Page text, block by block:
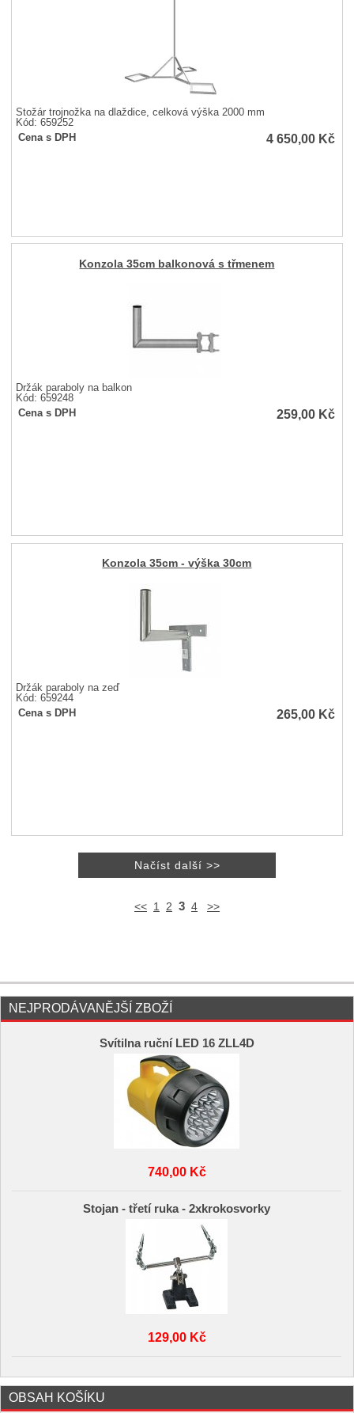
Stožár trojnožka na dlaždice, celková výška 2000 mm
Kód: 659252
Cena s DPH
4 650,00 Kč
Konzola 35cm balkonová s třmenem
Držák paraboly na balkon
Kód: 659248
Cena s DPH
259,00 Kč
Konzola 35cm - výška 30cm
Držák paraboly na zeď
Kód: 659244
Cena s DPH
265,00 Kč
<< 1 2 3 4 >>
NEJPRODÁVANĚJŠÍ ZBOŽÍ
Svítilna ruční LED 16 ZLL4D
740,00 Kč
Stojan - třetí ruka - 2xkrokosvorky
129,00 Kč
OBSAH KOŠÍKU